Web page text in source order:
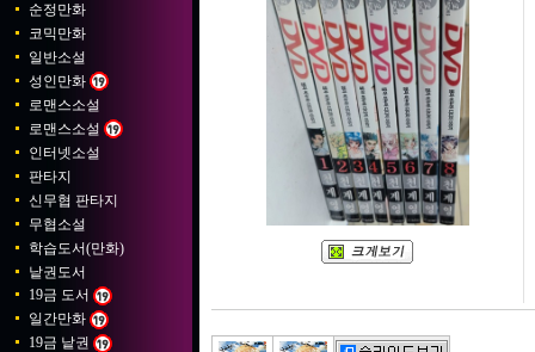
순정만화
코믹만화
일반소설
성인만화
로맨스소설
로맨스소설
인터넷소설
판타지
신무협 판타지
무협소설
학습도서(만화)
낱권도서
19금 도서
일간만화
19금 낱권